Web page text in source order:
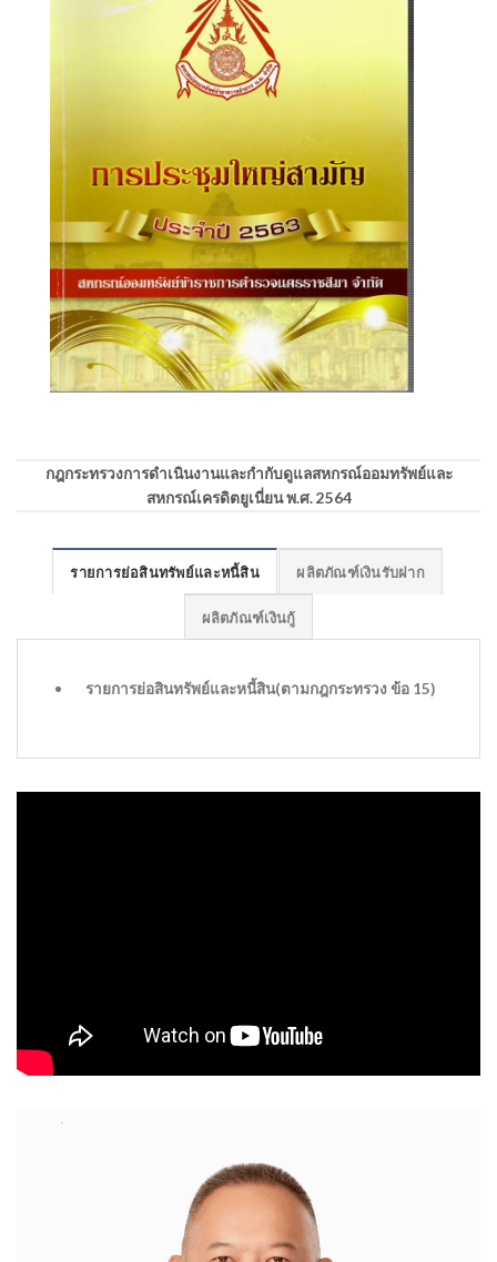
กฎกระทรวงการดำเนินงานและกำกับดูแลสหกรณ์ออมทรัพย์และ
สหกรณ์เครดิตยูเนี่ยน พ.ศ. 2564
รายการย่อสินทรัพย์และหนี้สิน ผลิตภัณฑ์เงินรับฝาก
ผลิตภัณฑ์เงินกู้
รายการย่อสินทรัพย์และหนี้สิน(ตามกฎกระทรวง ข้อ 15)